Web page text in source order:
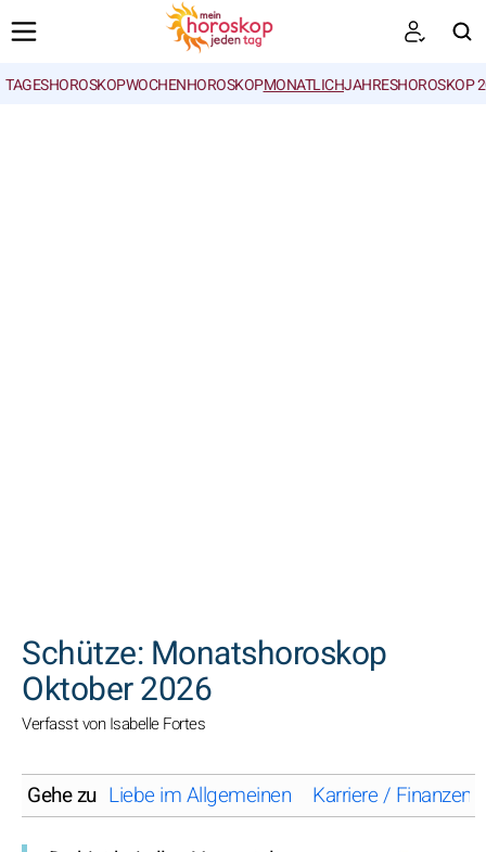
TAGESHOROSKOPWOCHENHOROSKOPMONATLICHJAHRESHOROSKOP
Schütze: Monatshoroskop
Oktober 2026
Verfasst von Isabelle Fortes
Gehe zu Liebe im Allgemeinen Karriere / Finanzen